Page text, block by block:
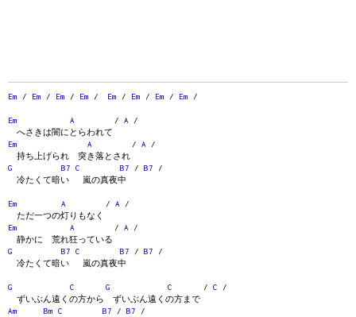
Em / Em / Em / Em / Em / Em / Em / Em /
Em A / A /
へさきは闇にとらわれて
Em
A / A /
持ち上げられ 突き落とされ
G
B7 C B7 / B7 /
冷たくて暗い 嵐の真夜中
Em A / A /
ただ一つの灯りもなく
Em
A / A /
静かに 荒れ狂っている
G
B7 C B7 / B7 /
冷たくて暗い 嵐の真夜中
G C G C / C /
ずいぶん遠くの方から ずいぶん遠くの方まで
Am
Bm C B7 / B7 /